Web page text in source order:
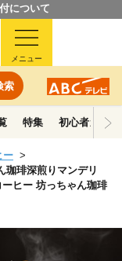
について
索
メニュー
特集 初心者ガイド
ー
珈琲深煎りマンデリ
ヒー 坊っちゃん珈琲